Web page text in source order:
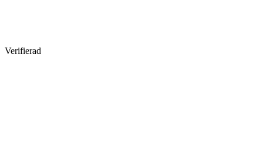
Verifierad